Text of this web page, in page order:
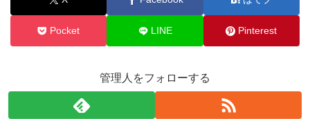
Pocket LINE Pinterest
管理人をフォローする